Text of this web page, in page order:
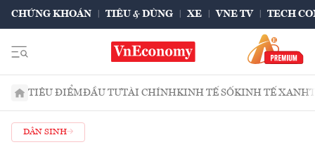
CHỨNG KHOÁN TIÊU & DÙNG XE VNE TV TECH
TIÊU ĐIỂMĐẦU TƯTÀI CHÍNHKINH TẾ SỐKINH TẾ XANH
DÂN SINH